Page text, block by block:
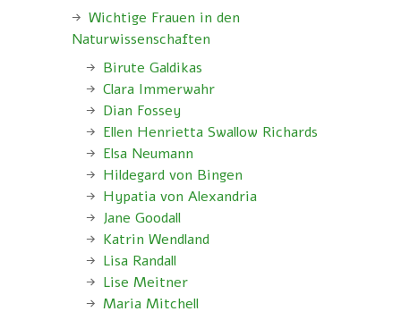
Wichtige Frauen in den
Naturwissenschaften
Birute Galdikas
Clara Immerwahr
Dian Fossey
Ellen Henrietta Swallow Richards
Elsa Neumann
Hildegard von Bingen
Hypatia von Alexandria
Jane Goodall
Katrin Wendland
Lisa Randall
Lise Meitner
Maria Mitchell